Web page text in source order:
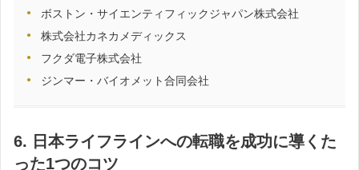
ボストン・サイエンティフィックジャパン株式会社
株式会社カネカメディックス
フクダ電子株式会社
ジンマー・バイオメット合同会社
6. 日本ライフラインへの転職を成功に導くた
った1つのコツ